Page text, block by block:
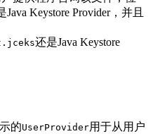
Keystore Provider，并且
还是Java Keystore
的UserProvider用于从用户